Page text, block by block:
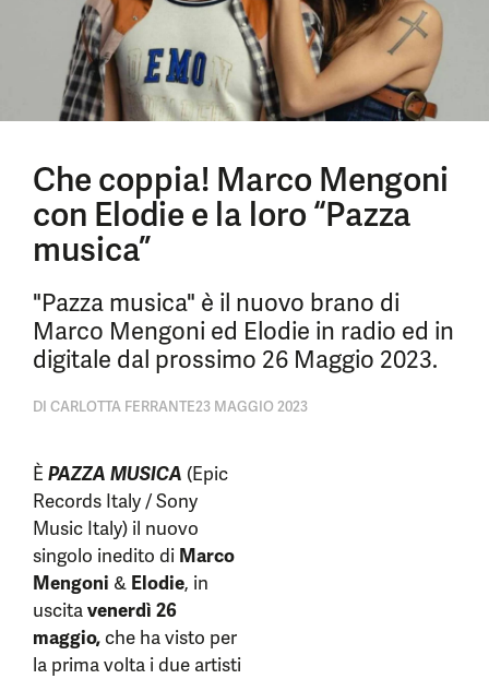
Che coppia! Marco Mengoni
con Elodie e la loro “Pazza
musica”
"Pazza musica" è il nuovo brano di
Marco Mengoni ed Elodie in radio ed in
digitale dal prossimo 26 Maggio 2023.
DI CARLOTTA FERRANTE23 MAGGIO 2023
È PAZZA MUSICA (Epic
Records Italy / Sony
Music Italy) il nuovo
singolo inedito di Marco
Mengoni & Elodie, in
uscitavenerdì 26
maggio,che ha visto per
la prima volta i due artisti